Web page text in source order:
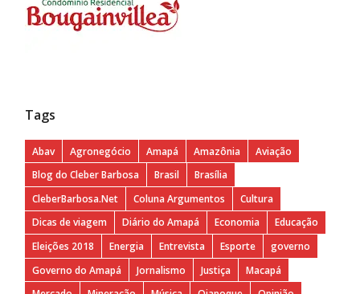
Tags
Abav Agronegócio Amapá Amazônia
Aviação
Blog do Cleber Barbosa
Brasil
Brasília
CleberBarbosa.Net
Coluna Argumentos
Cultura
Dicas de viagem
Diário do Amapá Economia
Educação
Eleições 2018
Energia Entrevista Esporte
governo
Governo do Amapá
Jornalismo Justiça
Macapá